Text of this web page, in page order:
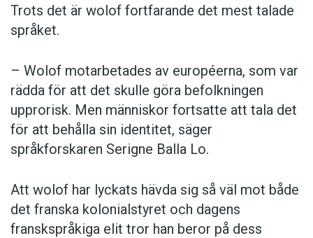
Trots det är wolof fortfarande det mest talade
språket.
– Wolof motarbetades av européerna, som var
rädda för att det skulle göra befolkningen
upprorisk. Men människor fortsatte att tala det
för att behålla sin identitet, säger
språkforskaren Serigne Balla Lo.
Att wolof har lyckats hävda sig så väl mot både
det franska kolonialstyret och dagens
franskspråkiga elit tror han beror på dess